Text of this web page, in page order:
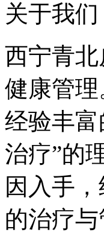
关于我
西宁青
健康管
经验丰
治疗”的
因入手
的治疗